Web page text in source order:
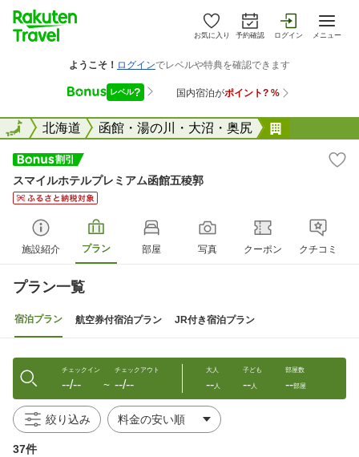
お気に入り 予約確認 ログイン メニュー
全国北海道 函館・湯の川・大沼・奥尻
全国
スマイルホテルプレミアム函館五稜郭
施設紹介 プラン 部屋 写真 クーポン クチコミ
プラン一覧
宿泊プラン 航空券付宿泊プラン JR付き宿泊プラン
チェックイン
--/-- 〜
チェックアウト
--/--
大人
--人
子ども
--人
部屋数
--部屋
絞り込み
37件